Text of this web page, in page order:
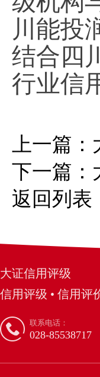
川 能投
结合 四川
行业信
上一篇：
下一篇：
返回列表
大证信用评级
信用评级 • 信用评
联系电话：
028-85538717